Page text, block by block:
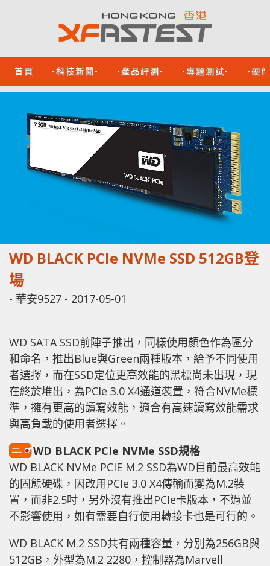
首頁 -科技新聞- -產品評測- -專題測試- -硬
WD BLACK PCIe NVMe SSD 512GB登
場
- 華安9527 - 2017-05-01
WD SATA SSD前陣子推出，同樣使用顏色作為區分
和命名，推出Blue與Green兩種版本，給予不同使用
者選擇，而在SSD定位更高效能的黑標尚未出現，現
在終於堆出，為PCIe 3.0 X4通道裝置，符合NVMe標
準，擁有更高的讀寫效能，適合有高速讀寫效能需求
與高負載的使用者選擇。
WD BLACK PCIe NVMe SSD規格
WD BLACK NVMe PCIE M.2 SSD為WD目前最高效能
的固態硬碟，因改用PCIe 3.0 X4傳輸而變為M.2裝
置，而非2.5吋，另外沒有推出PCIe卡版本，不過並
不影響使用，如有需要自行使用轉接卡也是可行的。
WD BLACK M.2 SSD共有兩種容量，分別為256GB與
512GB，外型為M.2 2280，控制器為Marvell